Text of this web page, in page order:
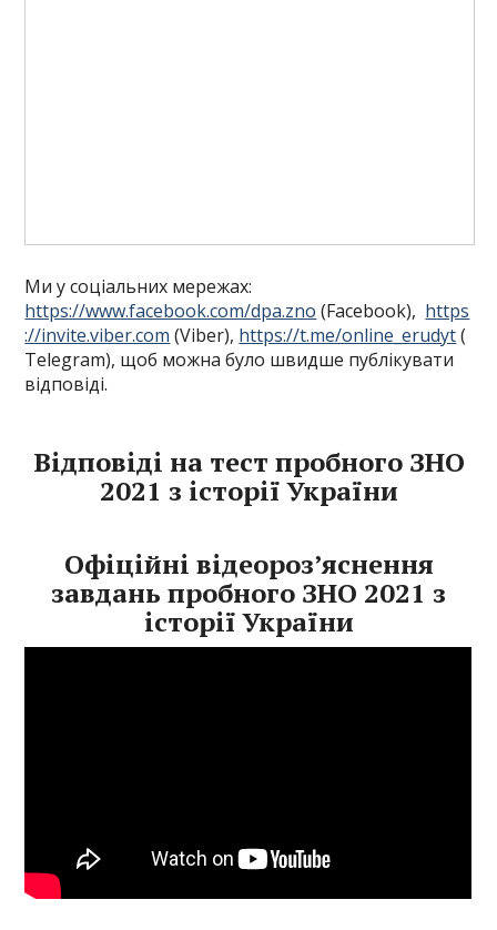
Ми у соціальних мережах:
https://www.facebook.com/dpa.zno (Facebook), https
://invite.viber.com (Viber), https://t.me/online_erudyt(
Telegram), щоб можна було швидше публікувати
відповіді.
Відповіді на тест пробного ЗНО
2021 з історії України
Офіційні відеороз’яснення
завдань пробного ЗНО 2021 з
історії України